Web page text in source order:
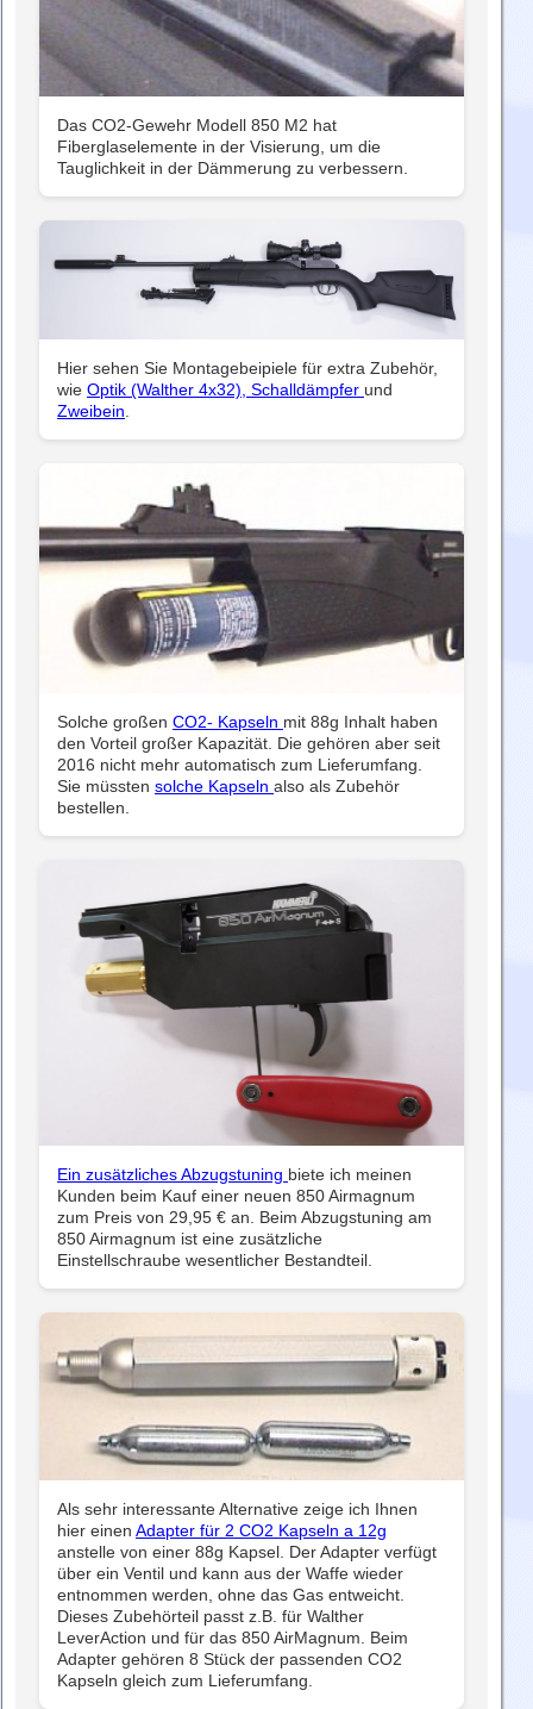
Das CO2-Gewehr Modell 850 M2 hat
Fiberglaselemente in der Visierung, um die
Tauglichkeit in der Dämmerung zu verbessern.
Hier sehen Sie Montagebeipiele für extra Zubehör,
wie Optik (Walther 4x32), Schalldämpfer und
Zweibein
Solche großen CO2- Kapseln mit 88g Inhalt haben
den Vorteil großer Kapazität. Die gehören aber seit
2016 nicht mehr automatisch zum Lieferumfang.
Sie müssten solche Kapseln also als Zubehör
bestellen.
Ein zusätzliches Abzugstuning biete ich meinen
Kunden beim Kauf einer neuen 850 Airmagnum
zum Preis von 29,95 € an. Beim Abzugstuning am
850 Airmagnum ist eine zusätzliche
Einstellschraube wesentlicher Bestandteil.
Als sehr interessante Alternative zeige ich Ihnen
hier einen Adapter für 2 CO2 Kapseln a 12g
anstelle von einer 88g Kapsel. Der Adapter verfügt
über ein Ventil und kann aus der Waffe wieder
entnommen werden, ohne das Gas entweicht.
Dieses Zubehörteil passt z.B. für Walther
LeverAction und für das 850 AirMagnum. Beim
Adapter gehören 8 Stück der passenden CO2
Kapseln gleich zum Lieferumfang.